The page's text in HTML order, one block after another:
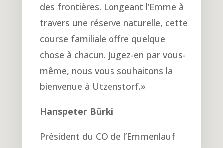
des frontières. Longeant l’Emme à
travers une réserve naturelle, cette
course familiale offre quelque
chose à chacun. Jugez-en par vous-
même, nous vous souhaitons la
bienvenue à Utzenstorf.»
Hanspeter Bürki
Président du CO de l’Emmenlauf